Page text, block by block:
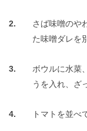
さば味噌のや
た味噌ダレを
ボウルに水菜
うを入れ、ざ
トマトを並べ